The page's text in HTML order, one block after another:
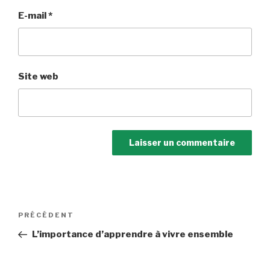
E-mail *
Site web
Navigation
l’article
Article
précédent
PRÉCÉDENT
L’importance d’apprendre à vivre ensemble